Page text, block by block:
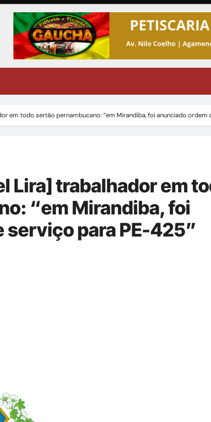
em todo sertão pernambucano: “em Mirandiba, foi anunciado ordem
Lira] trabalhador em
“em Mirandiba, foi
serviço para PE-425”